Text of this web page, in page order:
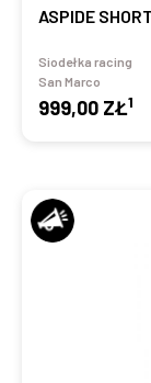
ASPIDE
Siodełka racing
San Marco
999,00 ZŁ1